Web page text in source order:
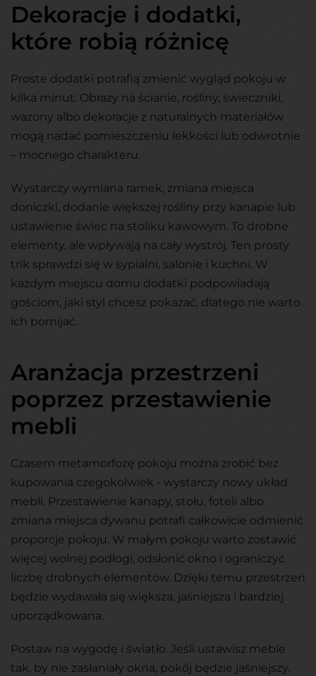
Dekoracje i dodatki,
które robią różnicę
Proste dodatki potrafią zmienić wygląd pokoju w
kilka minut. Obrazy na ścianie, rośliny, świeczniki,
wazony albo dekoracje z naturalnych materiałów
mogą nadać pomieszczeniu lekkości lub odwrotnie
– mocnego charakteru.
Wystarczy wymiana ramek, zmiana miejsca
doniczki, dodanie większej rośliny przy kanapie lub
ustawienie świec na stoliku kawowym. To drobne
elementy, ale wpływają na cały wystrój. Ten prosty
trik sprawdzi się w sypialni, salonie i kuchni. W
każdym miejscu domu dodatki podpowiadają
gościom, jaki styl chcesz pokazać, dlatego nie warto
ich pomijać.
Aranżacja przestrzeni
poprzez przestawienie
mebli
Czasem metamorfozę pokoju można zrobić bez
kupowania czegokolwiek - wystarczy nowy układ
mebli. Przestawienie kanapy, stołu, foteli albo
zmiana miejsca dywanu potrafi całkowicie odmienić
proporcje pokoju. W małym pokoju warto zostawić
więcej wolnej podłogi, odsłonić okno i ograniczyć
liczbę drobnych elementów. Dzięki temu przestrzeń
będzie wydawała się większa, jaśniejsza i bardziej
uporządkowana.
Postaw na wygodę i światło. Jeśli ustawisz meble
tak, by nie zasłaniały okna, pokój będzie jaśniejszy.